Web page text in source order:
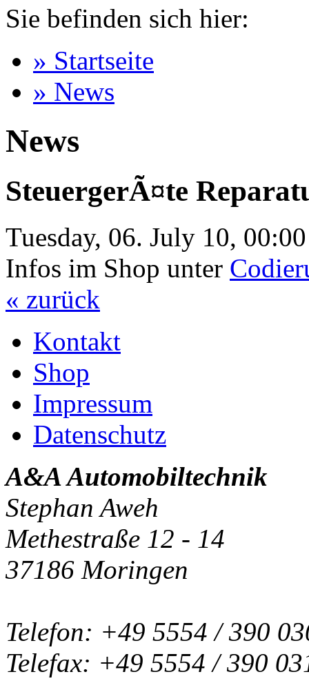
Sie befinden sich hier:
» Startseite
» News
News
SteuergerÃ¤te
Tuesday, 06. July 10,
Infos im Shop unter
« zurück
Kontakt
Shop
Impressum
Datenschutz
A&A Automobiltechnik
Stephan Aweh
Methestraße 12 - 14
37186 Moringen
Telefon: +49 5554 / 390
Telefax: +49 5554 / 390